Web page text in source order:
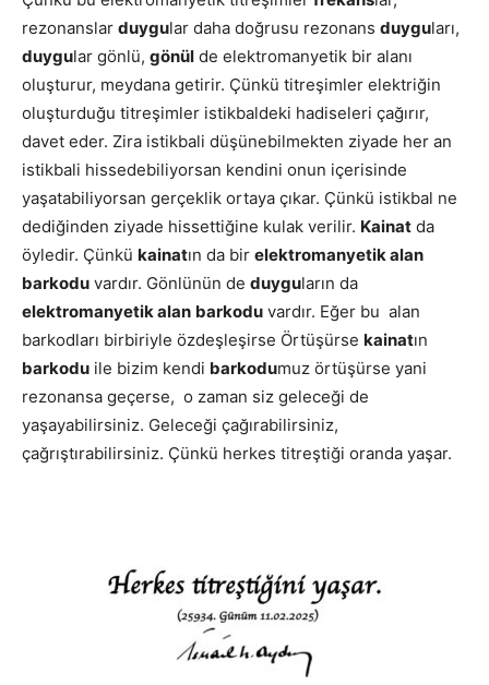
rezonanslar duygular daha doğrusu rezonans duyguları,
duygular gönlü, gönül de elektromanyetik bir alanı
oluşturur, meydana getirir. Çünkü titreşimler elektriğin
oluşturduğu titreşimler istikbaldeki hadiseleri çağırır,
davet eder. Zira istikbali düşünebilmekten ziyade her an
istikbali hissedebiliyorsan kendini onun içerisinde
yaşatabiliyorsan gerçeklik ortaya çıkar. Çünkü istikbal ne
dediğinden ziyade hissettiğine kulak verilir. Kainat da
öyledir. Çünkü kainatın da bir elektromanyetik alan
barkodu vardır. Gönlünün de duyguların da
elektromanyetik alan barkodu vardır. Eğer bu alan
barkodları birbiriyle özdeşleşirse Örtüşürse kainatın
barkodu ile bizim kendi barkodumuz örtüşürse yani
rezonansa geçerse, o zaman siz geleceği de
yaşayabilirsiniz. Geleceği çağırabilirsiniz,
çağrıştırabilirsiniz. Çünkü herkes titreştiği oranda yaşar.